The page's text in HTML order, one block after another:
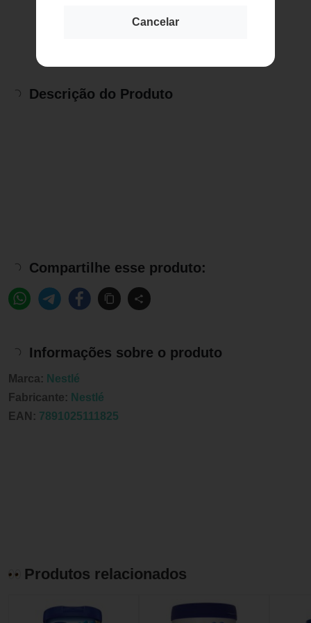
Cancelar
Descrição do Produto
Compartilhe esse produto:
Informações sobre o produto
Marca: Nestlé
Fabricante: Nestlé
EAN: 7891025111825
Produtos relacionados